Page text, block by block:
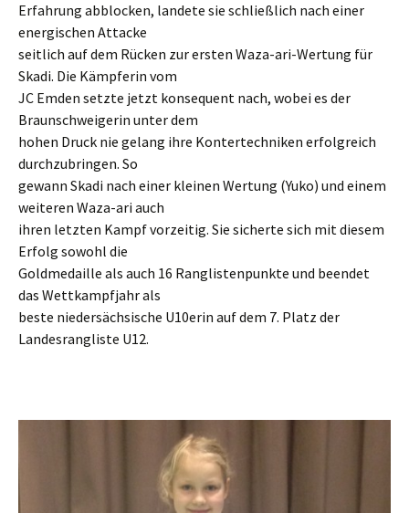
Erfahrung abblocken, landete sie schließlich nach einer
energischen Attacke
seitlich auf dem Rücken zur ersten Waza-ari-Wertung für
Skadi. Die Kämpferin vom
JC Emden setzte jetzt konsequent nach, wobei es der
Braunschweigerin unter dem
hohen Druck nie gelang ihre Kontertechniken erfolgreich
durchzubringen. So
gewann Skadi nach einer kleinen Wertung (Yuko) und einem
weiteren Waza-ari auch
ihren letzten Kampf vorzeitig. Sie sicherte sich mit diesem
Erfolg sowohl die
Goldmedaille als auch 16 Ranglistenpunkte und beendet
das Wettkampfjahr als
beste niedersächsische U10erin auf dem 7. Platz der
Landesrangliste U12.